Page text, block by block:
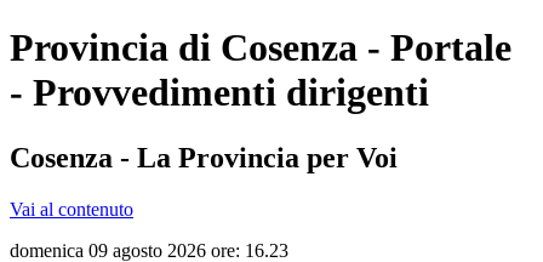
Provincia di Cosenza - Portale
- Provvedimenti dirigenti
Cosenza - La Provincia per Voi
Vai al contenuto
domenica 09 agosto 2026 ore: 16.23